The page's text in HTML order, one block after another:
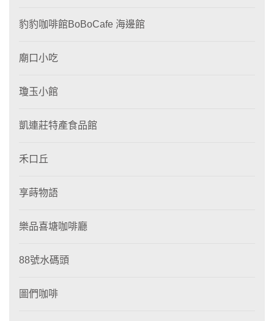
豹豹咖啡館BoBoCafe 海邊館
廟口小吃
瓊玉小館
凱連莊特產食品館
禾口丘
享蒔物語
樂品喜塘咖啡廳
88號水碼頭
圖們咖啡